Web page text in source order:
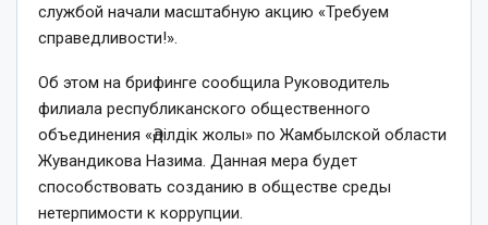
службой начали масштабную акцию «Требуем
справедливости!».
Об этом на брифинге сообщила Руководитель
филиала республиканского общественного
объединения «Әділдік жолы» по Жамбылской области
Жувандикова Назима. Данная мера будет
способствовать созданию в обществе среды
нетерпимости к коррупции.